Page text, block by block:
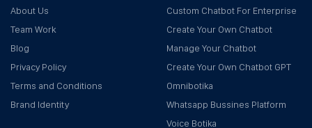
About Us
Team Work
Blog
Privacy Policy
Terms and Conditions
Brand Identity
Custom Chatbot For Enterprise
Create Your Own Chatbot
Manage Your Chatbot
Create Your Own Chatbot GPT
Omnibotika
Whatsapp Bussines Platform
Voice Botika